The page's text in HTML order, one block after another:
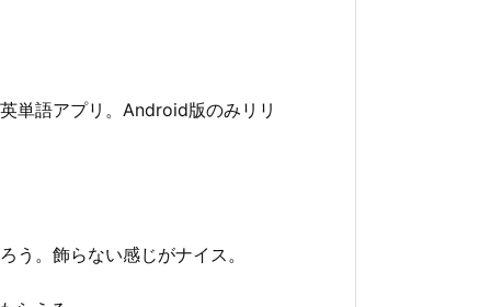
単語アプリ。Android版のみリリ
う。飾らない感じがナイス。